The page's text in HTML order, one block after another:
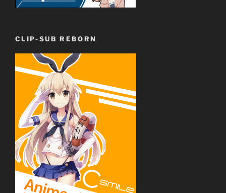
CLIP-SUB REBORN